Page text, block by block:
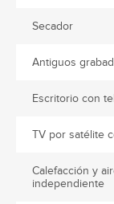
Secador
Antiguos
Escritorio con
TV por satélite
Calefacción y
independiente